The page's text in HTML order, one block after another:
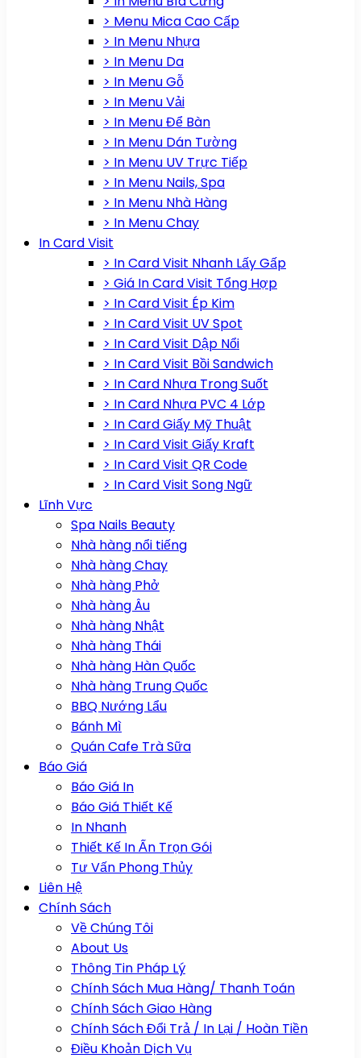
> Menu Mica Cao Cấp
> In Menu Nhựa
> In Menu Da
> In Menu Gỗ
> In Menu Vải
> In Menu Để Bàn
> In Menu Dán Tường
> In Menu UV Trực Tiếp
> In Menu Nails, Spa
> In Menu Nhà Hàng
> In Menu Chay
In Card Visit
> In Card Visit Nhanh Lấy Gấp
> Giá In Card Visit Tổng Hợp
> In Card Visit Ép Kim
> In Card Visit UV Spot
> In Card Visit Dập Nổi
> In Card Visit Bồi Sandwich
> In Card Nhựa Trong Suốt
> In Card Nhựa PVC 4 Lớp
> In Card Giấy Mỹ Thuật
> In Card Visit Giấy Kraft
> In Card Visit QR Code
> In Card Visit Song Ngữ
Lĩnh Vực
Spa Nails Beauty
Nhà hàng nổi tiếng
Nhà hàng Chay
Nhà hàng Phở
Nhà hàng Âu
Nhà hàng Nhật
Nhà hàng Thái
Nhà hàng Hàn Quốc
Nhà hàng Trung Quốc
BBQ Nướng Lẩu
Bánh Mì
Quán Cafe Trà Sữa
Báo Giá
Báo Giá In
Báo Giá Thiết Kế
In Nhanh
Thiết Kế In Ấn Trọn Gói
Tư Vấn Phong Thủy
Liên Hệ
Chính Sách
Về Chúng Tôi
About Us
Thông Tin Pháp Lý
Chính Sách Mua Hàng/ Thanh Toán
Chính Sách Giao Hàng
Chính Sách Đổi Trả / In Lại / Hoàn Tiền
Điều Khoản Dịch Vụ